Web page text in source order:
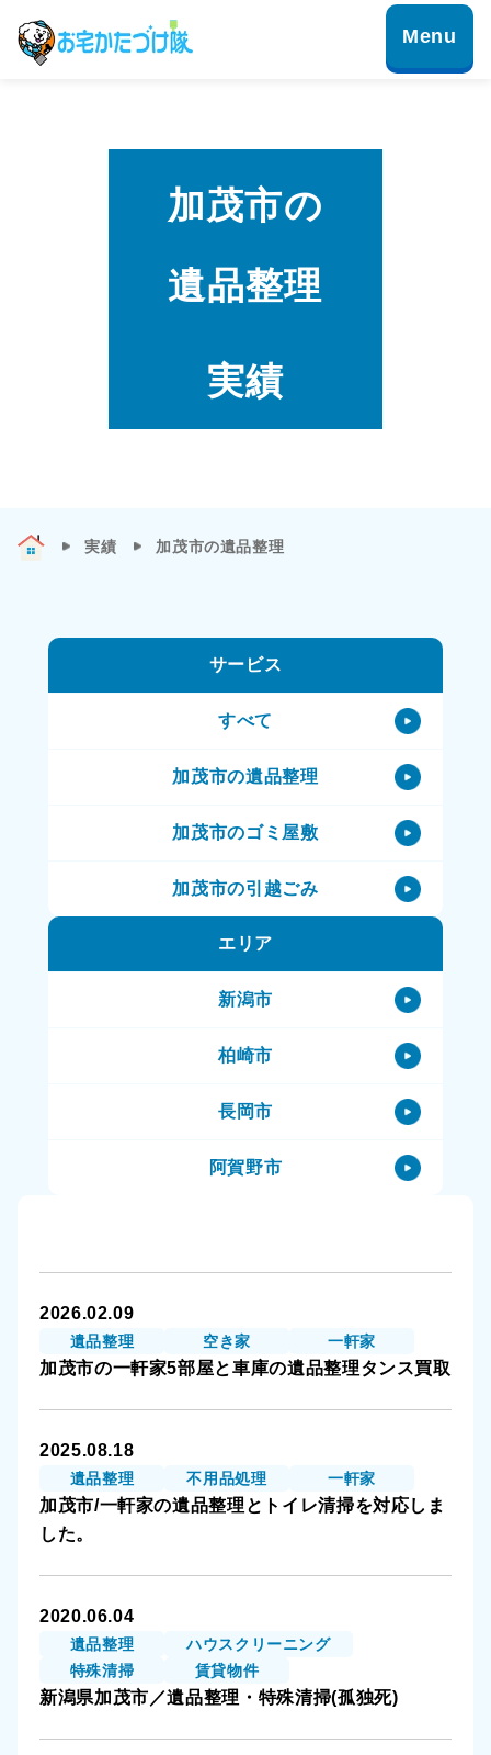
加茂市の
遺品整理
実績
実績 加茂市の遺品整理
2026.02.09
遺品整理 空き家 一軒家
加茂市の一軒家5部屋と車庫の遺品整理タンス買取
2025.08.18
遺品整理 不用品処理 一軒家
加茂市/一軒家の遺品整理とトイレ清掃を対応しま
した。
2020.06.04
遺品整理
ハウスクリーニング
特殊清掃
賃貸物件
新潟県加茂市／遺品整理・特殊清掃(孤独死)
サービス
すべて
加茂市の遺品整理
加茂市のゴミ屋敷
加茂市の引越ごみ
加茂市の不用品処理
加茂市のハウスクリーニング
加茂市の特殊清掃
加茂市の生前整理（終活）
加茂市の空き家
加茂市の公共住宅（市営住宅）
エリア
新潟市
柏崎市
長岡市
阿賀野市
小千谷市
三条市
湯沢町
佐渡市